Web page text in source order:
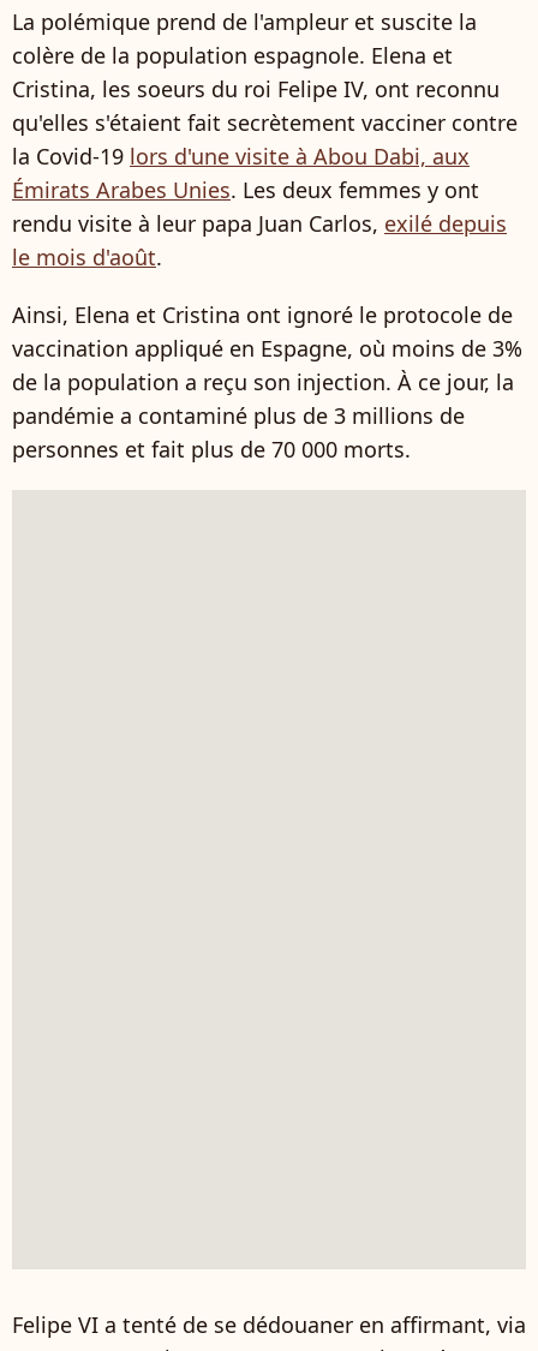
La polémique prend de l'ampleur et suscite la
colère de la population espagnole. Elena et
Cristina, les soeurs du roi Felipe IV, ont reconnu
qu'elles s'étaient fait secrètement vacciner contre
la Covid-19 lors d'une visite à Abou Dabi, aux
Émirats Arabes Unies. Les deux femmes y ont
rendu visite à leur papa Juan Carlos, exilé depuis
le mois d'août.
Ainsi, Elena et Cristina ont ignoré le protocole de
vaccination appliqué en Espagne, où moins de 3%
de la population a reçu son injection. À ce jour, la
pandémie a contaminé plus de 3 millions de
personnes et fait plus de 70 000 morts.
Felipe VI a tenté de se dédouaner en affirmant, via